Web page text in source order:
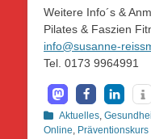
Weitere Info´s &
Pilates & Faszien
info@susanne-
Tel. 0173 9964991
Kategorien
Aktuelles,
Online, Präventionskurs